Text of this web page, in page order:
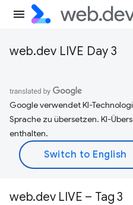
web.dev LIVE Day 3
Google verwendet KI-
Sprache zu übersetzen. KI-
enthalten.
web.dev LIVE – Tag 3